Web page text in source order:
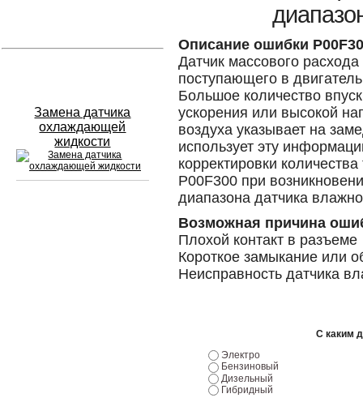
Замена датчика
охлаждающей
жидкости
Описание ошибки
Датчик массового
поступающего в
Большое количество
ускорения или высокой
воздуха указывает на
использует эту
корректировки
P00F300 при
диапазона датчика
Возможная причина
Плохой контакт в разъеме
Короткое замыкание или
Неисправность датчика
С каким
Электро
Бензиновый
Дизельный
Гибридный